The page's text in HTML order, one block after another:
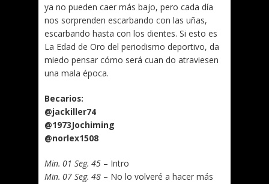
ya no pueden caer más bajo, pero cada día
nos sorprenden escarbando con las uñas,
escarbando hasta con los dientes. Si esto es
La Edad de Oro del periodismo deportivo, da
miedo pensar cómo será cuan do atraviesen
una mala época.
Becarios:
@jackiller74
@1973Jochiming
@norlex1508
Min. 01 Seg. 45 – Intro
Min. 07 Seg. 48 – No lo volveré a hacer más